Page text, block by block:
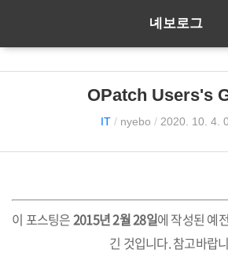
녜보로그
OPatch Users's
IT / nyebo / 2020. 10. 4.
이 포스팅은2015년 2월 28일에 작성된 예
긴 것입니다. 참고바랍